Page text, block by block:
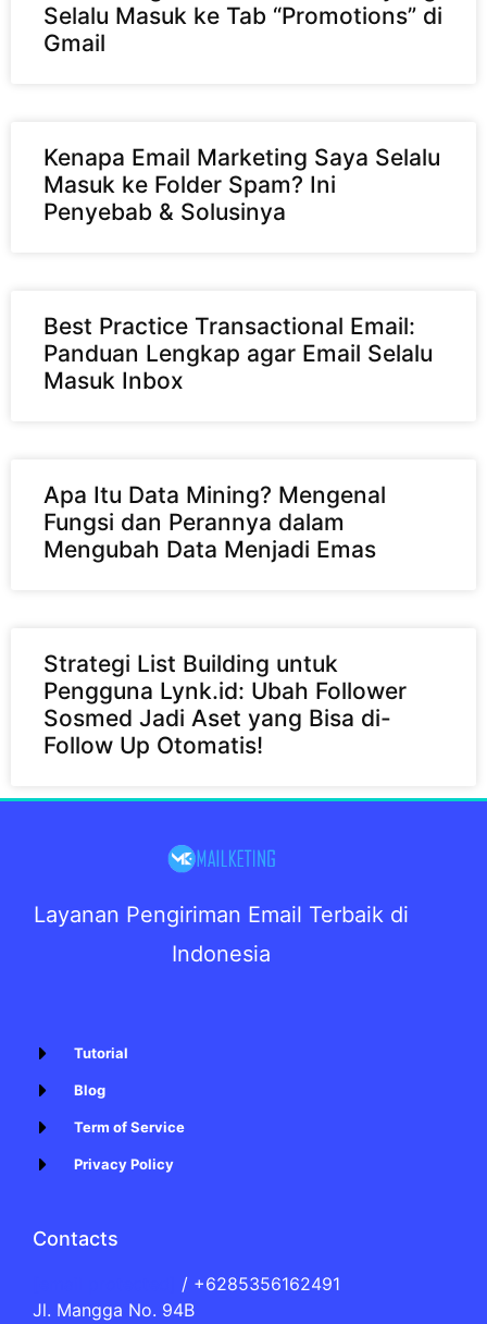
Selalu Masuk ke Tab “Promotions” di
Gmail
Kenapa Email Marketing Saya Selalu
Masuk ke Folder Spam? Ini
Penyebab & Solusinya
Best Practice Transactional Email:
Panduan Lengkap agar Email Selalu
Masuk Inbox
Apa Itu Data Mining? Mengenal
Fungsi dan Perannya dalam
Mengubah Data Menjadi Emas
Strategi List Building untuk
Pengguna Lynk.id: Ubah Follower
Sosmed Jadi Aset yang Bisa di-
Follow Up Otomatis!
Layanan Pengiriman Email Terbaik di
Indonesia
Tutorial
Blog
Term of Service
Privacy Policy
Contacts
/ +6285356162491
Jl. Mangga No. 94B